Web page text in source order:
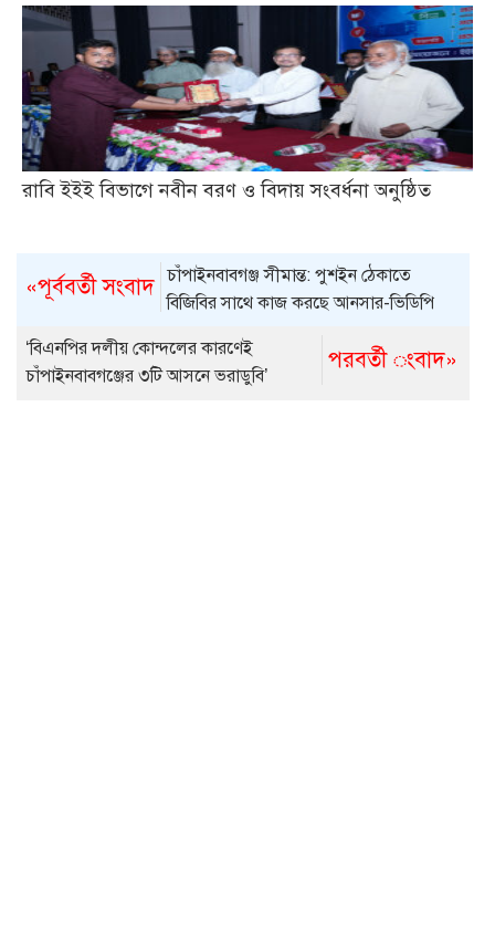
রাবি ইইই বিভাগে নবীন বরণ ও বিদায় সংবর্ধনা অনুষ্ঠিত
«পূর্ববর্তী সংবাদ চাঁপাইনবাবগঞ্জ সীমান্ত: পুশইন ঠেকাতে
বিজিবির সাথে কাজ করছে আনসার-ভিডিপি
পরবর্তী ংবাদ»
‘বিএনপির দলীয় কোন্দলের কারণেই
চাঁপাইনবাবগঞ্জের ৩টি আসনে ভরাডুবি’